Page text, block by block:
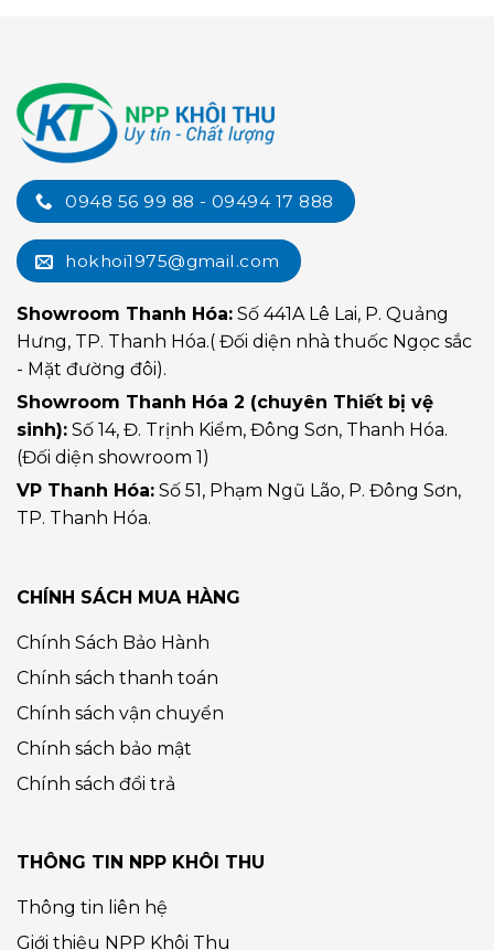
0948 56 99 88 - 09494 17 888
hokhoi1975@gmail.com
Showroom Thanh Hóa: Số 441A Lê Lai, P. Quảng
Hưng, TP. Thanh Hóa.( Đối diện nhà thuốc Ngọc sắc
- Mặt đường đôi).
Showroom Thanh Hóa 2 (chuyên Thiết bị vệ
sinh): Số 14, Đ. Trịnh Kiểm, Đông Sơn, Thanh Hóa.
(Đối diện showroom 1)
VP Thanh Hóa: Số 51, Phạm Ngũ Lão, P. Đông Sơn,
TP. Thanh Hóa.
CHÍNH SÁCH MUA HÀNG
Chính Sách Bảo Hành
Chính sách thanh toán
Chính sách vận chuyển
Chính sách bảo mật
Chính sách đổi trả
THÔNG TIN NPP KHÔI THU
Thông tin liên hệ
Giới thiệu NPP Khôi Thu